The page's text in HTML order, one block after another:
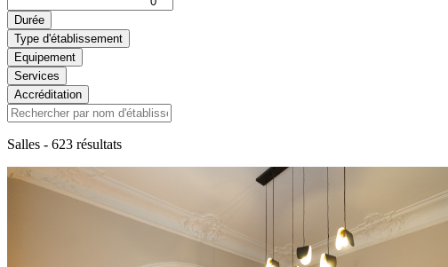
Durée
Type d'établissement
Equipement
Services
Accréditation
Salles - 623 résultats